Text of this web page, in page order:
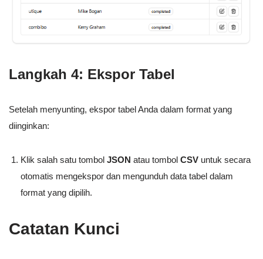
Langkah 4: Ekspor Tabel
Setelah menyunting, ekspor tabel Anda dalam format yang
diinginkan:
Klik salah satu tombol JSON atau tombol CSV untuk secara
otomatis mengekspor dan mengunduh data tabel dalam
format yang dipilih.
Catatan Kunci